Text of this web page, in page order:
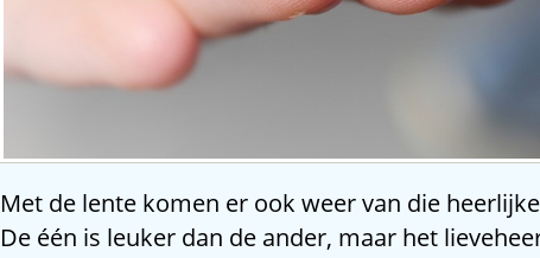
Met de lente komen er ook weer van die
De één is leuker dan de ander, maar het